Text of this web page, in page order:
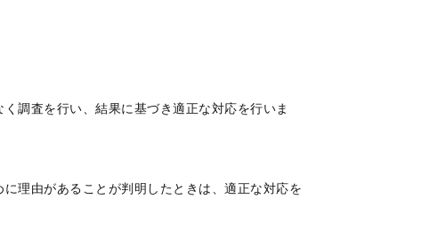
調査を行い、結果に基づき適正な対応を行いま
理由があることが判明したときは、適正な対応を